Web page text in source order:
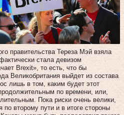
правительства Тереза Мэй взяла
стала девизом
Brexit», то есть, что бы
Великобритания выйдет из состава
лишь в том, каким будет этот
по времени, или,
Пока риски очень велики,
по второму пути и в итоге стороны